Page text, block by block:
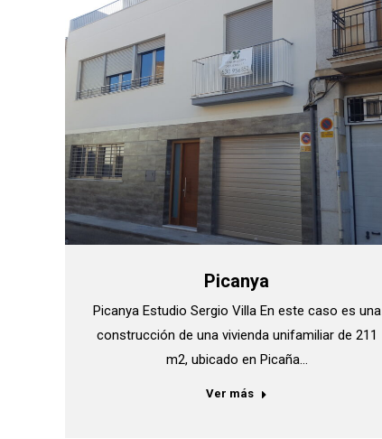
Picanya
Picanya Estudio Sergio Villa En este caso es una
construcción de una vivienda unifamiliar de 211
m2, ubicado en Picaña…
Ver más